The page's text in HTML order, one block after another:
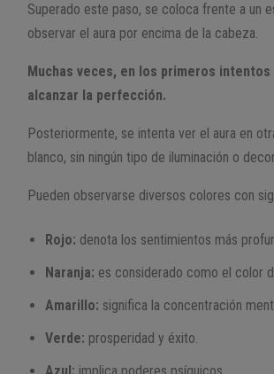
Superado este paso, se coloca frente a un
observar el aura por encima de la cabeza.
Muchas veces, en los primeros
alcanzar la perfección.
Posteriormente, se intenta ver el aura en
blanco, sin ningún tipo de iluminación o
Pueden observarse diversos colores con
Rojo: denota los sentimientos más
Naranja: es considerado como el color
Amarillo: significa la concentración
Verde: prosperidad y éxito.